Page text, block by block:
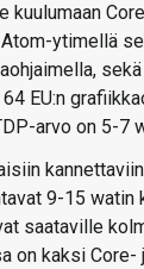
kuulumaan
ytimellä
EU:n
arvo on 5-7
9-15 watin
saataville
on kaksi Core-